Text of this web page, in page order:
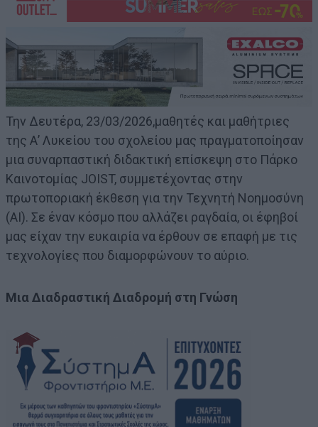
Την Δευτέρα, 23/03/2026,μαθητές και μαθήτριες
της Α’ Λυκείου του σχολείου μας πραγματοποίησαν
μια συναρπαστική διδακτική επίσκεψη στο Πάρκο
Καινοτομίας JOIST, συμμετέχοντας στην
πρωτοποριακή έκθεση για την Τεχνητή Νοημοσύνη
(AI). Σε έναν κόσμο που αλλάζει ραγδαία, οι έφηβοί
μας είχαν την ευκαιρία να έρθουν σε επαφή με τις
τεχνολογίες που διαμορφώνουν το αύριο.
Μια Διαδραστική Διαδρομή στη Γνώση